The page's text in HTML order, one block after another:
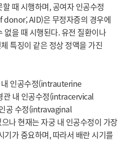
때 시행하며, 공여자 인공수정
AID)은 무정자증의 경우에
없을 때 시행된다. 유전 질환이나
특징이 같은 정상 정액을 가진
내 인공수정(intrauterine
내 인공수정(intracervical
공 수정(intravaginal
나 현재는 자궁 내 인공수정이 가장
기가 중요하며, 따라서 배란 시기를